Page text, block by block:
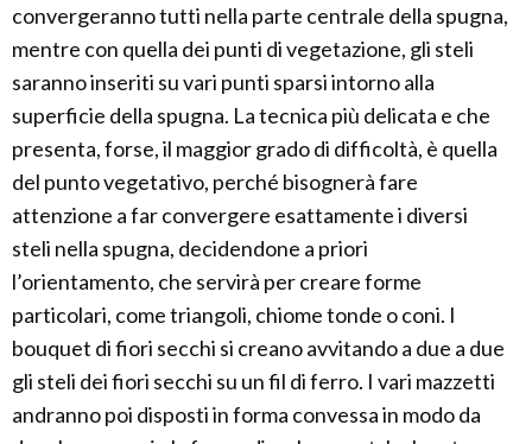
convergeranno tutti nella parte centrale della spugna,
mentre con quella dei punti di vegetazione, gli steli
saranno inseriti su vari punti sparsi intorno alla
superficie della spugna. La tecnica più delicata e che
presenta, forse, il maggior grado di difficoltà, è quella
del punto vegetativo, perché bisognerà fare
attenzione a far convergere esattamente i diversi
steli nella spugna, decidendone a priori
l’orientamento, che servirà per creare forme
particolari, come triangoli, chiome tonde o coni. I
bouquet di fiori secchi si creano avvitando a due a due
gli steli dei fiori secchi su un fil di ferro. I vari mazzetti
andranno poi disposti in forma convessa in modo da